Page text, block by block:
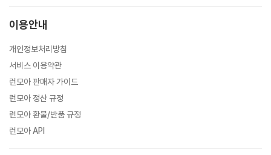
이용안내
개인정보처리방침
서비스 이용약관
런모아 판매자 가이드
런모아 정산 규정
런모아 환불/반품 규정
런모아 API